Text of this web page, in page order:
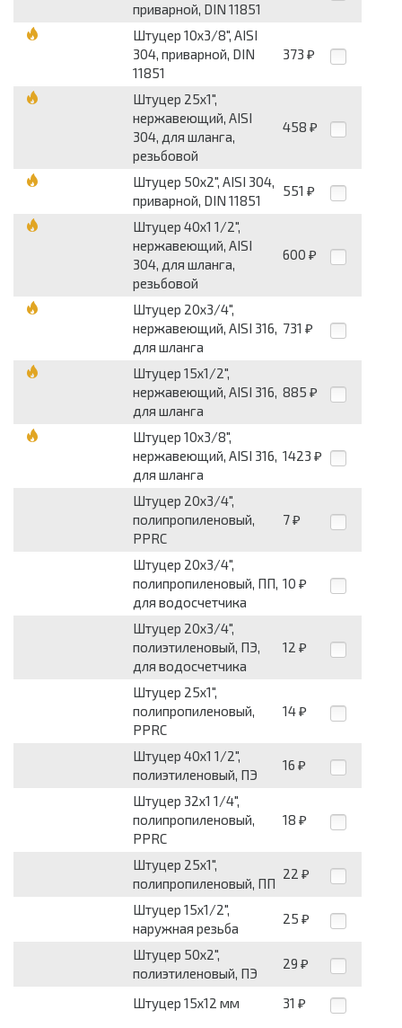
приварной, DIN 11851
Штуцер 10х3/8", AISI
304, приварной, DIN
11851
373 ₽
Штуцер 25х1",
нержавеющий, AISI
304, для шланга,
резьбовой
458 ₽
Штуцер 50х2", AISI 304,
приварной, DIN 11851
551 ₽
Штуцер 40х1 1/2",
нержавеющий, AISI
304, для шланга,
резьбовой
600 ₽
Штуцер 20х3/4",
нержавеющий, AISI 316,
для шланга
731 ₽
Штуцер 15х1/2",
нержавеющий, AISI 316,
для шланга
885 ₽
Штуцер 10х3/8",
нержавеющий, AISI 316,
для шланга
1423 ₽
Штуцер 20х3/4",
полипропиленовый,
PPRC
7 ₽
Штуцер 20х3/4",
полипропиленовый, ПП,
для водосчетчика
10 ₽
Штуцер 20х3/4",
полиэтиленовый, ПЭ,
для водосчетчика
12 ₽
Штуцер 25х1",
полипропиленовый,
PPRC
14 ₽
Штуцер 40х1 1/2",
полиэтиленовый, ПЭ
16 ₽
Штуцер 32х1 1/4",
полипропиленовый,
PPRC
18 ₽
Штуцер 25х1",
полипропиленовый, ПП
22 ₽
Штуцер 15х1/2",
наружная резьба
25 ₽
Штуцер 50х2",
полиэтиленовый, ПЭ
29 ₽
Штуцер 15х12 мм 31 ₽